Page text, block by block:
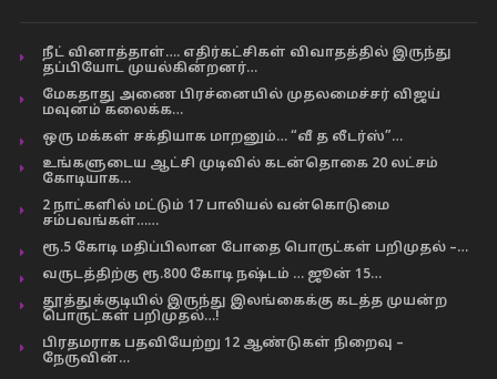
நீட் வினாத்தாள்…. எதிர்கட்சிகள் விவாதத்தில் இருந்து
தப்பியோட முயல்கின்றனர்…
மேகதாது அணை பிரச்னையில் முதலமைச்சர் விஜய்
மவுனம் கலைக்க…
ஒரு மக்கள் சக்தியாக மாறனும்… “வீ த லீடர்ஸ்”…
உங்களுடைய ஆட்சி முடிவில் கடன்தொகை 20 லட்சம்
கோடியாக…
2 நாட்களில் மட்டும் 17 பாலியல் வன்கொடுமை
சம்பவங்கள்……
ரூ.5 கோடி மதிப்பிலான போதை பொருட்கள் பறிமுதல் –…
வருடத்திற்கு ரூ.800 கோடி நஷ்டம் … ஜூன் 15…
தூத்துக்குடியில் இருந்து இலங்கைக்கு கடத்த முயன்ற
பொருட்கள் பறிமுதல்…!
பிரதமராக பதவியேற்று 12 ஆண்டுகள் நிறைவு –
நேருவின்…